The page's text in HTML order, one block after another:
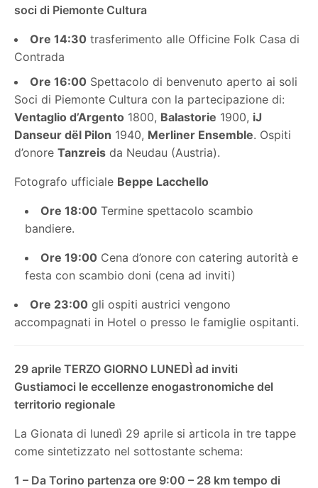
soci di Piemonte Cultura
Ore 14:30 trasferimento alle Officine Folk Casa di
Contrada
Ore 16:00 Spettacolo di benvenuto aperto ai soli
Soci di Piemonte Cultura con la partecipazione di:
Ventaglio d’Argento 1800, Balastorie 1900, iJ
Danseur dël Pilon 1940, Merliner Ensemble. Ospiti
d’onore Tanzreis da Neudau (Austria).
Fotografo ufficiale Beppe Lacchello
Ore 18:00 Termine spettacolo scambio
bandiere.
Ore 19:00 Cena d’onore con catering autorità e
festa con scambio doni (cena ad inviti)
Ore 23:00 gli ospiti austrici vengono
accompagnati in Hotel o presso le famiglie ospitanti.
29 aprile TERZO GIORNO LUNEDÌ ad inviti
Gustiamoci le eccellenze enogastronomiche del
territorio regionale
La Gionata di lunedì 29 aprile si articola in tre tappe
come sintetizzato nel sottostante schema:
1 – Da Torino partenza ore 9:00 – 28 km tempo di